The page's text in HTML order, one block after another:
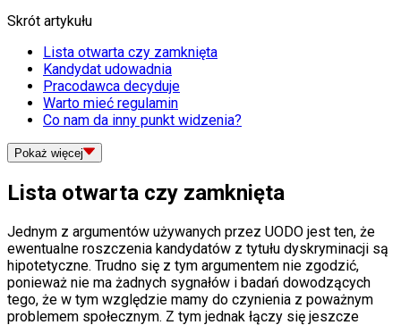
Skrót artykułu
Lista otwarta czy zamknięta
Kandydat udowadnia
Pracodawca decyduje
Warto mieć regulamin
Co nam da inny punkt widzenia?
Pokaż więcej
Lista otwarta czy zamknięta
Jednym z argumentów używanych przez UODO jest ten, że
ewentualne roszczenia kandydatów z tytułu dyskryminacji są
hipotetyczne. Trudno się z tym argumentem nie zgodzić,
ponieważ nie ma żadnych sygnałów i badań dowodzących
tego, że w tym względzie mamy do czynienia z poważnym
problemem społecznym. Z tym jednak łączy się jeszcze